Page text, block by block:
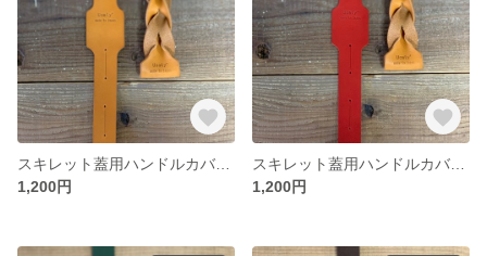
スキレット蓋用ハンドルカバー ランタンフックにも‼︎ New color camel
1,200円
スキレット蓋用ハンドルカバー ランタンフックにも‼︎ New color red
1,200円